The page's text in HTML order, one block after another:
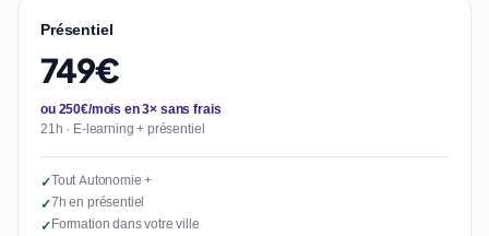
Présentiel
749€
ou 250€/mois en 3× sans frais
21h · E-learning + présentiel
✓Tout Autonomie +
✓7h en présentiel
✓Formation dans votre ville